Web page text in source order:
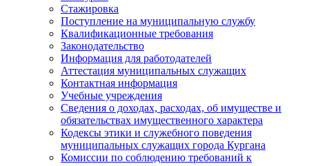
Стажировка
Поступление на муниципальную службу
Квалификационные требования
Законодательство
Информация для работодателей
Аттестация муниципальных служащих
Контактная информация
Учебные учреждения
Сведения о доходах, расходах, об имуществе и
обязательствах имущественного характера
Кодексы этики и служебного поведения
муниципальных служащих города Кургана
Комиссии по соблюдению требований к